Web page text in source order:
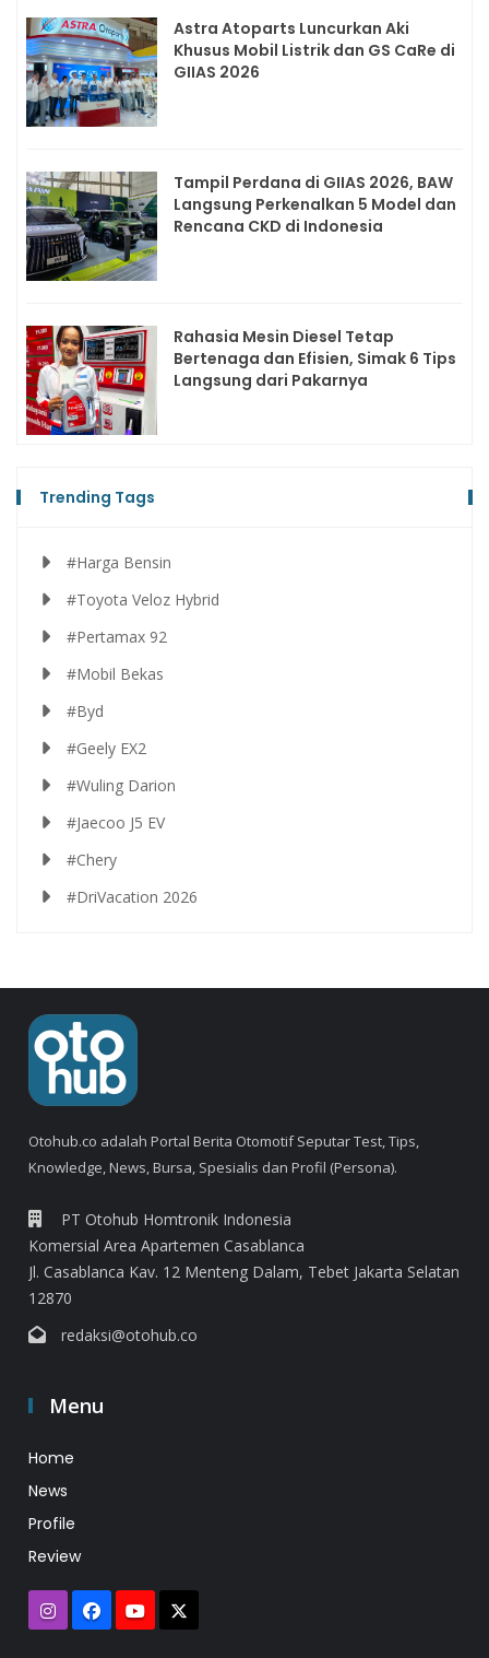
Astra Atoparts Luncurkan Aki
Khusus Mobil Listrik dan GS CaRe di
GIIAS 2026
Tampil Perdana di GIIAS 2026, BAW
Langsung Perkenalkan 5 Model dan
Rencana CKD di Indonesia
Rahasia Mesin Diesel Tetap
Bertenaga dan Efisien, Simak 6 Tips
Langsung dari Pakarnya
Trending Tags
#Harga Bensin
#Toyota Veloz Hybrid
#Pertamax 92
#Mobil Bekas
#Byd
#Geely EX2
#Wuling Darion
#Jaecoo J5 EV
#Chery
#DriVacation 2026
Otohub.co adalah Portal Berita Otomotif Seputar Test, Tips,
Knowledge, News, Bursa, Spesialis dan Profil (Persona).
PT Otohub Homtronik Indonesia
Komersial Area Apartemen Casablanca
Jl. Casablanca Kav. 12 Menteng Dalam, Tebet Jakarta Selatan
12870
redaksi@otohub.co
Menu
Home
News
Profile
Review